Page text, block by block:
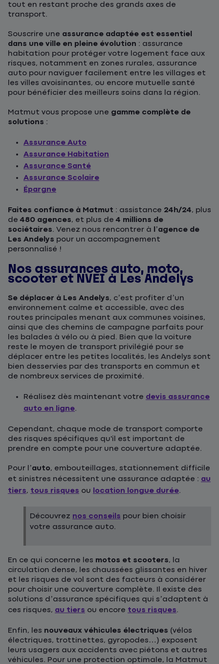
tout en restant proche des grands axes de
transport.
Souscrire une assurance adaptée est essentiel
dans une ville en pleine évolution : assurance
habitation pour protéger votre logement face aux
risques, notamment en zones rurales, assurance
auto pour naviguer facilement entre les villages et
les villes avoisinantes, ou encore mutuelle santé
pour bénéficier des meilleurs soins dans la région.
Matmut vous propose une gamme complète de
solutions :
Assurance Auto
Assurance Habitation
Assurance Santé
Assurance Scolaire
Épargne
Faites confiance à Matmut : assistance 24h/24, plus
de 480 agences, et plus de 4 millions de
sociétaires. Venez nous rencontrer à l’agence de
Les Andelys pour un accompagnement
personnalisé !
Nos assurances auto, moto,
scooter et NVEI à Les Andelys
Se déplacer à Les Andelys, c’est profiter d’un
environnement calme et accessible, avec des
routes principales menant aux communes voisines,
ainsi que des chemins de campagne parfaits pour
les balades à vélo ou à pied. Bien que la voiture
reste le moyen de transport privilégié pour se
déplacer entre les petites localités, les Andelys sont
bien desservies par des transports en commun et
de nombreux services de proximité.
Réalisez dès maintenant votre devis assurance
auto en ligne.
Cependant, chaque mode de transport comporte
des risques spécifiques qu'il est important de
prendre en compte pour une couverture adaptée.
Pour l’auto, embouteillages, stationnement difficile
et sinistres nécessitent une assurance adaptée : au
tiers, tous risques ou location longue durée.
Découvrez nos conseils pour bien choisir
votre assurance auto.
En ce qui concerne les motos et scooters, la
circulation dense, les chaussées glissantes en hiver
et les risques de vol sont des facteurs à considérer
pour choisir une couverture complète. Il existe des
solutions d’assurance spécifiques qui s’adaptent à
ces risques, au tiers ou encore tous risques.
Enfin, les nouveaux véhicules électriques (vélos
électriques, trottinettes, gyropodes…) exposent
leurs usagers aux accidents avec piétons et autres
véhicules. Pour une protection optimale, la Matmut